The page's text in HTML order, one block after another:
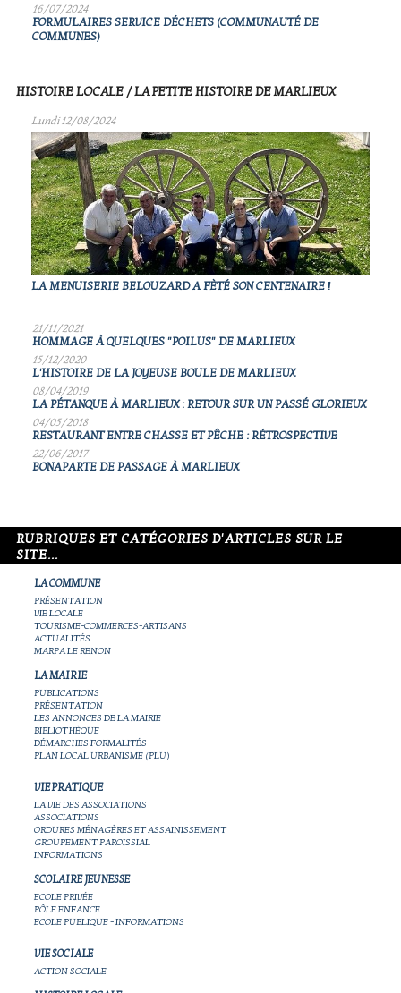
16/07/2024
FORMULAIRES SERVICE DÉCHETS (COMMUNAUTÉ DE
COMMUNES)
HISTOIRE LOCALE / LA PETITE HISTOIRE DE MARLIEUX
Lundi 12/08/2024
LA MENUISERIE BELOUZARD A FÈTÉ SON CENTENAIRE !
21/11/2021
HOMMAGE À QUELQUES "POILUS" DE MARLIEUX
15/12/2020
L'HISTOIRE DE LA JOYEUSE BOULE DE MARLIEUX
08/04/2019
LA PÉTANQUE À MARLIEUX : RETOUR SUR UN PASSÉ GLORIEUX
04/05/2018
RESTAURANT ENTRE CHASSE ET PÊCHE : RÉTROSPECTIVE
22/06/2017
BONAPARTE DE PASSAGE À MARLIEUX
RUBRIQUES ET CATÉGORIES D'ARTICLES SUR LE
SITE...
LA COMMUNE
PRÉSENTATION
VIE LOCALE
TOURISME-COMMERCES-ARTISANS
ACTUALITÉS
MARPA LE RENON
LA MAIRIE
PUBLICATIONS
PRÉSENTATION
LES ANNONCES DE LA MAIRIE
BIBLIOTHÈQUE
DÉMARCHES FORMALITÉS
PLAN LOCAL URBANISME (PLU)
VIE PRATIQUE
LA VIE DES ASSOCIATIONS
ASSOCIATIONS
ORDURES MÉNAGÈRES ET ASSAINISSEMENT
GROUPEMENT PAROISSIAL
INFORMATIONS
SCOLAIRE JEUNESSE
ECOLE PRIVÉE
PÔLE ENFANCE
ECOLE PUBLIQUE - INFORMATIONS
VIE SOCIALE
ACTION SOCIALE